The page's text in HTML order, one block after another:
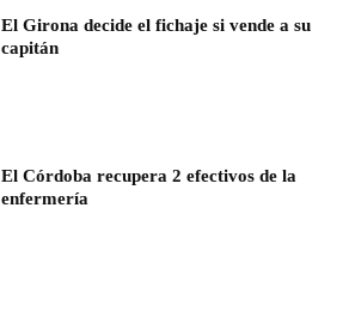
El Girona decide el fichaje si vende a su
capitán
El Córdoba recupera 2 efectivos de la
enfermería